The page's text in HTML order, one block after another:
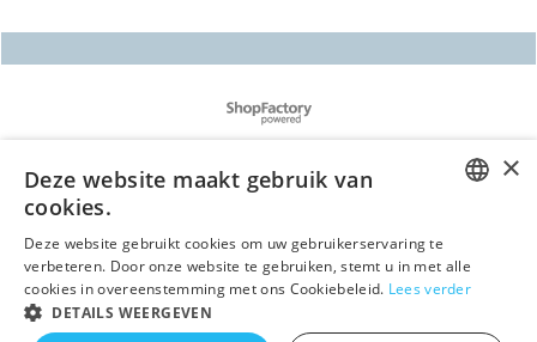
Webwinkel gemaakt met
ShopFactory webwinkel
GERMAN
Deze website maakt gebruik van
cookies.
Deze website gebruikt cookies om uw gebruikerservaring te
verbeteren. Door onze website te gebruiken, stemt u in met alle
cookies in overeenstemming met ons Cookiebeleid. Lees verder
DETAILS WEERGEVEN